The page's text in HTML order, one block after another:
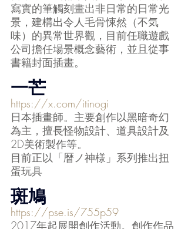
寫實的筆觸刻畫出非日常的日常光
景，建構出令人毛骨悚然（不気
味）的異常世界觀，目前任職遊戲
公司擔任場景概念藝術，並且從事
書籍封面插畫。
一芒
https://x.com/itinogi
日本插畫師。主要創作以黑暗奇幻
為主，擅長怪物設計、道具設計及
2D美術製作等。
目前正以「暦ノ神様」系列推出扭
蛋玩具
斑鳩
https://pse.is/755p59
2017年起展開創作活動。創作作品